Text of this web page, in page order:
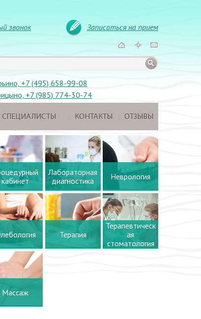
звонок Записаться на прием
+7 (495) 658-99-08
+7 (985) 774-30-74
КОНТАКТЫ ОТЗЫВЫ
кабинет
Лабораторная
диагностика
Неврология
Терапия
Терапевтическ
ая
стоматология
Массаж